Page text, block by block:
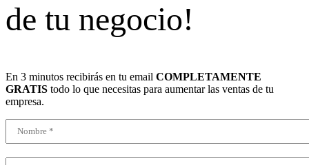
de tu negocio!
En 3 minutos recibirás en tu email COMPLETAMENTE
GRATIS todo lo que necesitas para aumentar las ventas de tu
empresa.